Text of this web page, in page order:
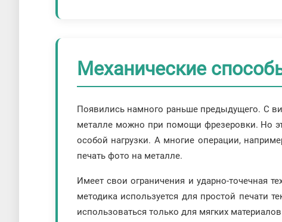
Механические
Появились намного раньше предыдущего. С
металле можно при помощи фрезеровки. Но
особой нагрузки. А многие операции,
печать фото на металле.
Имеет свои ограничения и ударно-точечная
методика используется для простой печати
использоваться только для мягких